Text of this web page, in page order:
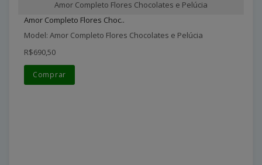
Amor Completo Flores Chocolates e Pelúcia
Amor Completo Flores Choc..
Model: Amor Completo Flores Chocolates e Pelúcia
R$690,50
Comprar